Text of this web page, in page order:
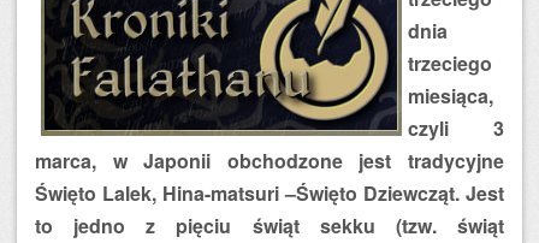
dnia
trzeciego
miesiąca,
czyli 3
marca, w Japonii obchodzone jest tradycyjne
Święto Lalek, Hina-matsuri –Święto Dziewcząt. Jest
to jedno z pięciu świąt sekku (tzw. świąt